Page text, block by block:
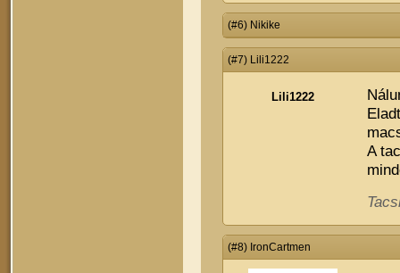
(#6) Nikike
(#7) Lili1222
Lili1222
A
(#8) IronCartmen